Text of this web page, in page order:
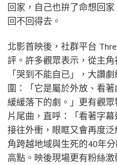
回家，自己也拚了命想回
回不回得去。
北影首映後，社群平台
評。許多觀眾表示，從主
「哭到不能自已」，大讚
圍：「它是屬於外放、看
緩緩落下的劇。」更有觀
片尾曲，直呼：「看著字
接往外衝，眼眶又會再度
角跨越地域與生死的40年
高點。映後現場更有粉絲